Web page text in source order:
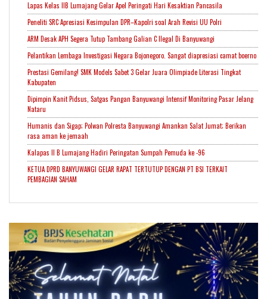
Lapas Kelas IIB Lumajang Gelar Apel Peringati Hari Kesaktian Pancasila
Peneliti SRC Apresiasi Kesimpulan DPR–Kapolri soal Arah Revisi UU Polri
ARM Desak APH Segera Tutup Tambang Galian C Ilegal Di Banyuwangi
Pelantikan Lembaga lnvestigasi Negara Bojonegoro. Sangat diapresiasi camat boerno
Prestasi Gemilang! SMK Models Sabet 3 Gelar Juara Olimpiade Literasi Tingkat
Kabupaten
Dipimpin Kanit Pidsus, Satgas Pangan Banyuwangi Intensif Monitoring Pasar Jelang
Nataru
Humanis dan Sigap; Polwan Polresta Banyuwangi Amankan Salat Jumat; Berikan
rasa aman ke jemaah
Kalapas II B Lumajang Hadiri Peringatan Sumpah Pemuda ke -96
KETUA DPRD BANYUWANGI GELAR RAPAT TERTUTUP DENGAN PT BSI TERKAIT
PEMBAGIAN SAHAM